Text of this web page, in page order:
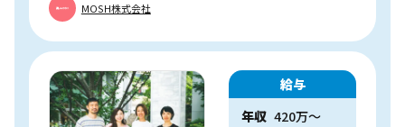
MOSH株式会社
給与
年収 420万〜